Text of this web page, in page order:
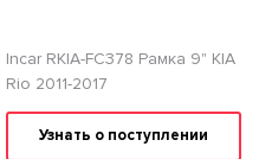
Incar RKIA-FC378 Рамка 9" KIA
Rio 2011-2017
Узнать о поступлении